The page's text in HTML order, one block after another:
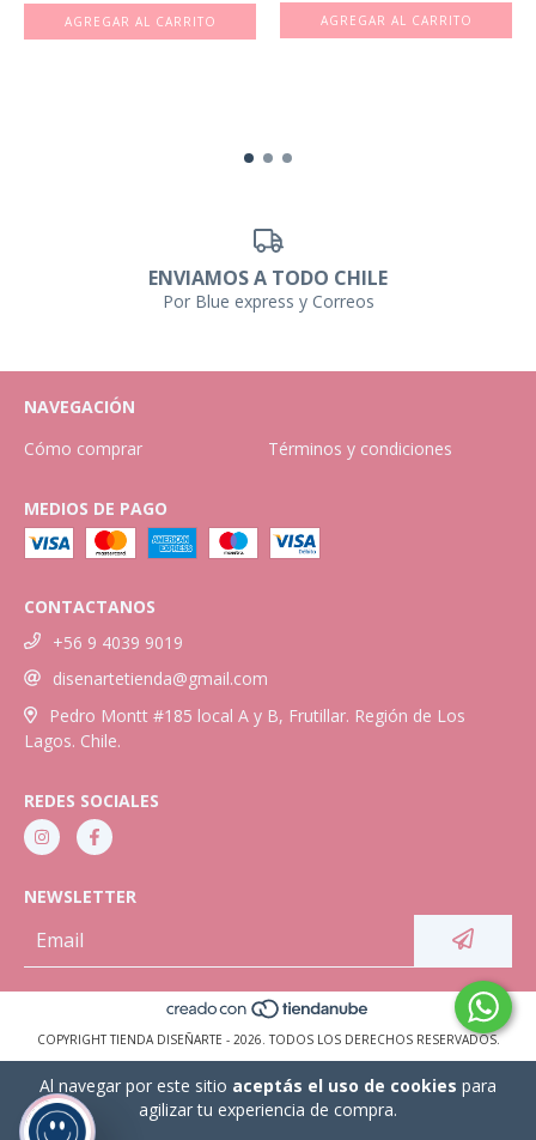
Al navegar por este sitio aceptás el uso de cookies para
agilizar tu experiencia de compra.
AGREGAR AL CARRITO
ENVIAMOS A TODO CHILE
Por Blue express y Correos
NAVEGACIÓN
Cómo comprar
Términos y condiciones
MEDIOS DE PAGO
CONTACTANOS
+56 9 4039 9019
disenartetienda@gmail.com
Pedro Montt #185 local A y B, Frutillar. Región de Los
Lagos. Chile.
REDES SOCIALES
NEWSLETTER
COPYRIGHT TIENDA DISEÑARTE - 2026. TODOS LOS DERECHOS RESERVADOS.